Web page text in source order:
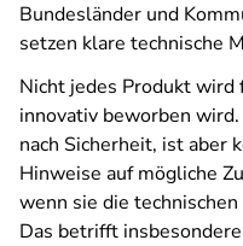
Bundesländer und
setzen klare technische
Nicht jedes Produkt
innovativ beworben
nach Sicherheit, ist aber
Hinweise auf mögliche
wenn sie die
Das betrifft